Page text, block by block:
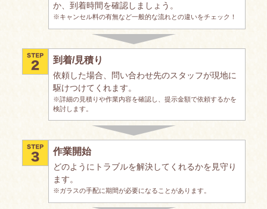
か、到着時間を確認しましょう。
※キャンセル料の有無など一般的な流れとの違いをチェック！
到着/見積り
依頼した場合、問い合わせ先のスタッフが現地に
駆けつけてくれます。
※詳細の見積りや作業内容を確認し、提示金額で依頼するかを
検討します。
作業開始
どのようにトラブルを解決してくれるかを見守り
ます。
※ガラスの手配に期間が必要になることがあります。